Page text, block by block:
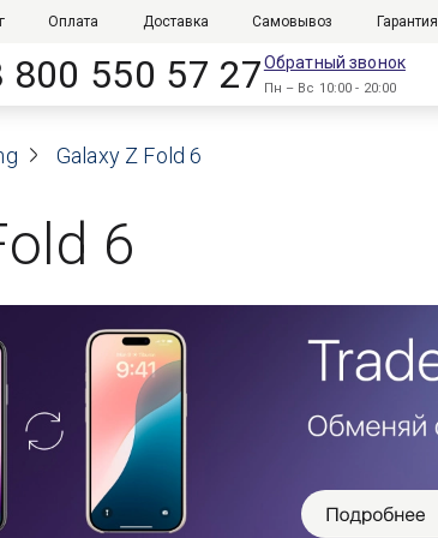
Оплата Доставка Самовывоз Гарантия
800 550 57 27Обратный звонок
Пн – Вс 10:00 - 20:00
Galaxy Z Fold 6
6